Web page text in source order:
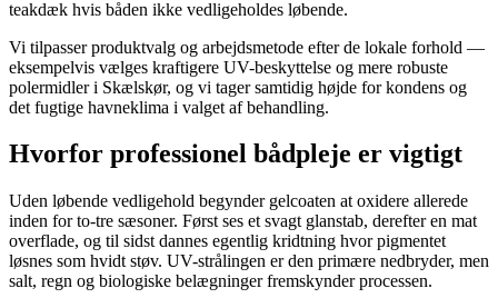
teakdæk hvis båden ikke vedligeholdes løbende.
Vi tilpasser produktvalg og arbejdsmetode efter de lokale forhold —
eksempelvis vælges kraftigere UV-beskyttelse og mere robuste
polermidler i Skælskør, og vi tager samtidig højde for kondens og
det fugtige havneklima i valget af behandling.
Hvorfor professionel bådpleje er vigtigt
Uden løbende vedligehold begynder gelcoaten at oxidere allerede
inden for to-tre sæsoner. Først ses et svagt glanstab, derefter en mat
overflade, og til sidst dannes egentlig kridtning hvor pigmentet
løsnes som hvidt støv. UV-strålingen er den primære nedbryder, men
salt, regn og biologiske belægninger fremskynder processen.